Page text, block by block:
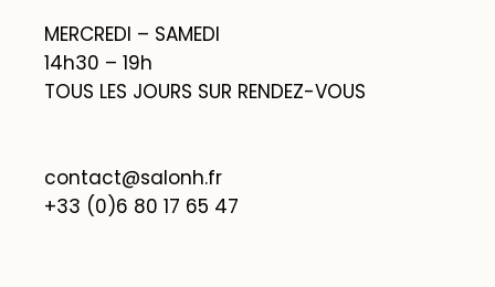
MERCREDI – SAMEDI
14h30 – 19h
TOUS LES JOURS SUR RENDEZ-VOUS
contact@salonh.fr
+33 (0)6 80 17 65 47